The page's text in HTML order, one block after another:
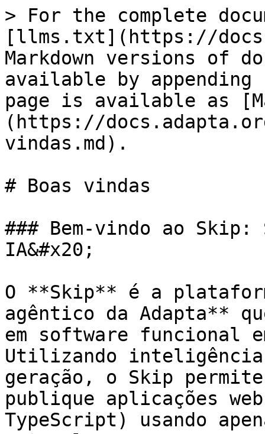
> For the complete
[llms.txt](https://
Markdown versions of
available by
page is available as
(https://
vindas.md).
# Boas vindas
### Bem-vindo ao Skip:
IA&#x20;
O **Skip** é a
agêntico da Adapta**
em software funcional
Utilizando
geração, o Skip
publique aplicações
TypeScript) usando